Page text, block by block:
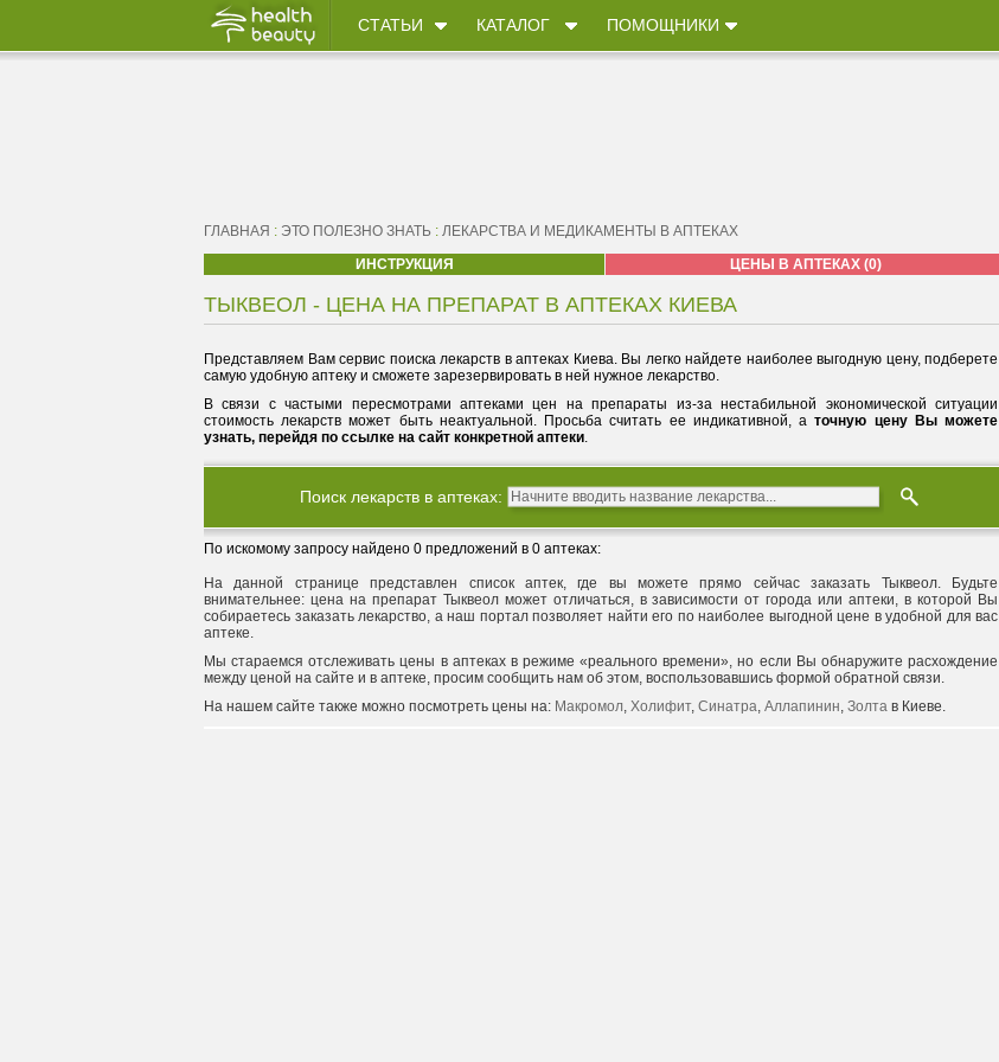
СТАТЬИ КАТАЛОГ ПОМОЩНИКИ
ГЛАВНАЯ : ЭТО ПОЛЕЗНО ЗНАТЬ : ЛЕКАРСТВА И МЕДИКАМЕНТЫ В АПТЕКАХ
ИНСТРУКЦИЯ
ЦЕНЫ В АПТЕКАХ (0)
ТЫКВЕОЛ - ЦЕНА НА ПРЕПАРАТ В АПТЕКАХ КИЕВА
Представляем Вам сервис поиска лекарств в аптеках Киева. Вы легко найдете наиболее выгодную цену, подберете
самую удобную аптеку и сможете зарезервировать в ней нужное лекарство.
В связи с частыми пересмотрами аптеками цен на препараты из-за нестабильной экономической ситуации
стоимость лекарств может быть неактуальной. Просьба считать ее индикативной, аточную цену Вы можете
узнать, перейдя по ссылке на сайт конкретной аптеки.
Поиск лекарств в аптеках:
По искомому запросу найдено 0 предложений в 0 аптеках:
На данной странице представлен список аптек, где вы можете прямо сейчас заказать Тыквеол. Будьте
внимательнее: цена на препарат Тыквеол может отличаться, в зависимости от города или аптеки, в которой Вы
собираетесь заказать лекарство, а наш портал позволяет найти его по наиболее выгодной цене в удобной для вас
аптеке.
Мы стараемся отслеживать цены в аптеках в режиме «реального времени», но если Вы обнаружите расхождение
между ценой на сайте и в аптеке, просим сообщить нам об этом, воспользовавшись формой обратной связи.
На нашем сайте также можно посмотреть цены на: Макромол, Холифит, Синатра, Аллапинин, Золта в Киеве.